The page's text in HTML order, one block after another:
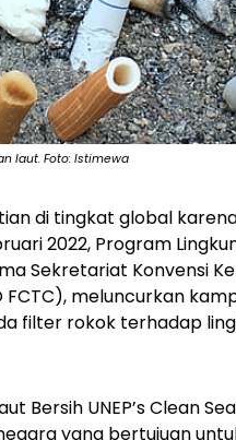
laut. Foto: Istimewa
di tingkat global
2022, Program
Sekretariat Konvensi
FCTC), meluncurkan
filter rokok terhadap
Bersih UNEP’s Clean
yang bertujuan